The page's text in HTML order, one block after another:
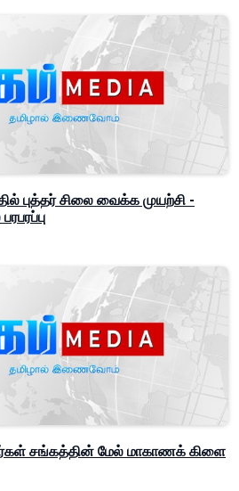
புத்தர் சிலை வைக்க முயற்சி -
சங்கத்தின் மேல் மாகாணக் கிளை